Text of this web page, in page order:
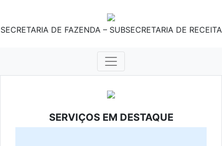
SECRETARIA DE FAZENDA – SUBSECRETARIA DE RECEITA
SERVIÇOS EM DESTAQUE